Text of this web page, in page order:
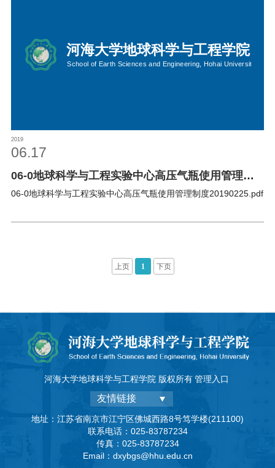
2019
06.17
06-0地球科学与工程实验中心高压气瓶使用管理制
度
06-0地球科学与工程实验中心高压气瓶使用管理制度20190225.pdf
上页 1 下页
河海大学地球科学与工程学院 版权所有管理入口
友情链接
地址：江苏省南京市江宁区佛城西路8号笃学楼(211100)
联系电话：025-83787234
传真：025-83787234
Email：dxybgs@hhu.edu.cn